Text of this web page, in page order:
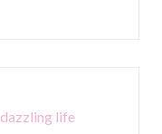
dazzling life